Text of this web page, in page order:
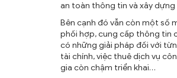
an toàn thông tin và xây dựng
Bên cạnh đó vẫn còn một số
phối hợp, cung cấp thông tin
có những giải pháp đối với
tài chính, việc thuê dịch vụ
gia còn chậm triển khai…